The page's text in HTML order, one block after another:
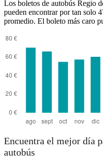
Los boletos de autobús Regio
pueden encontrar por tan solo
promedio. El boleto más caro
Encuentra el mejor día
autobús